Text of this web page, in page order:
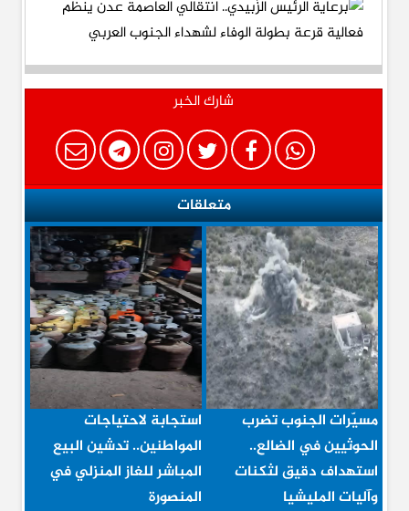
شارك الخبر
متعلقات
مسيّرات الجنوب تضرب
الحوثيين في الضالع..
استهداف دقيق لثكنات
وآليات المليشيا
استجابة لاحتياجات
المواطنين.. تدشين البيع
المباشر للغاز المنزلي في
المنصورة